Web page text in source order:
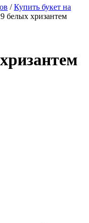
/Купить букет на
белых хризантем